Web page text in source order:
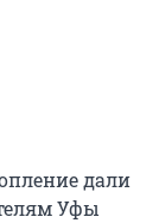
дали
Уфы